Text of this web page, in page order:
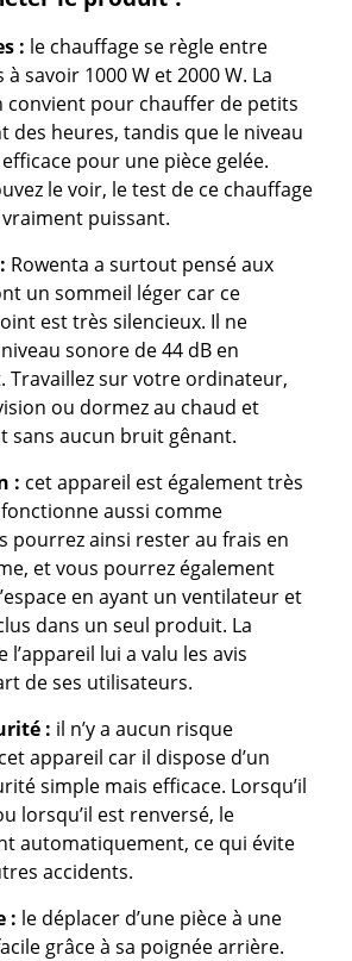
: le chauffage se règle entre
savoir 1000 W et 2000 W. La
pour chauffer de petits
des heures, tandis que le niveau
pour une pièce gelée.
le voir, le test de ce chauffage
puissant.
Rowenta a surtout pensé aux
un sommeil léger car ce
est très silencieux. Il ne
sonore de 44 dB en
Travaillez sur votre ordinateur,
ou dormez au chaud et
sans aucun bruit gênant.
: cet appareil est également très
aussi comme
pourrez ainsi rester au frais en
et vous pourrez également
en ayant un ventilateur et
dans un seul produit. La
lui a valu les avis
de ses utilisateurs.
: il n’y a aucun risque
appareil car il dispose d’un
simple mais efficace. Lorsqu’il
lorsqu’il est renversé, le
automatiquement, ce qui évite
accidents.
: le déplacer d’une pièce à une
grâce à sa poignée arrière.